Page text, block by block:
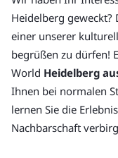
Heidelberg geweckt?
einer unserer
begrüßen zu dürfen!
World Heidelberg
Ihnen bei normalen
lernen Sie die
Nachbarschaft